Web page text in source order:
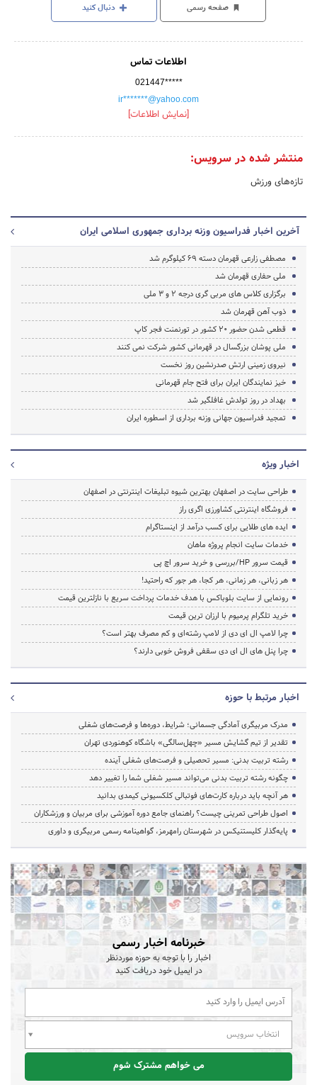
صفحه رسمی دنبال کنید
اطلاعات تماس
021447*****
ir*******@yahoo.com
[نمایش اطلاعات]
منتشر شده در سرویس:
تازه‌های ورزش
آخرین اخبار فدراسیون وزنه برداری جمهوری اسلامی ایران
مصطفی زارعی قهرمان دسته 69 کیلوگرم شد
ملی حفاری قهرمان شد
برگزاری کلاس های مربی گری درجه 2 و 3 ملی
ذوب آهن قهرمان شد
قطعی شدن حضور 20 کشور در تورنمنت فجر کاپ
ملی پوشان بزرگسال در قهرمانی کشور شرکت نمی کنند
نیروی زمینی ارتش صدرنشین روز نخست
خیز نمایندگان ایران برای فتح جام قهرمانی
بهداد در روز تولدش غافلگیر شد
تمجید فدراسیون جهانی وزنه برداری از اسطوره ایران
اخبار ویژه
طراحی سایت در اصفهان بهترین شیوه تبلیغات اینترنتی در اصفهان
فروشگاه اینترنتی کشاورزی اگری راز
ایده های طلایی برای کسب درآمد از اینستاگرام
خدمات سایت انجام پروژه ماهان
قیمت سرور HP/بررسی و خرید سرور اچ پی
هر زبانی، هر زمانی، هر کجا، هر جور که راحتید!
رونمایی از سایت بلوباکس با هدف خدمات پرداخت سریع با نازلترین قیمت
خرید تلگرام پرمیوم با ارزان ترین قیمت
چرا لامپ ال ای دی از لامپ رشته‌ای و کم مصرف بهتر است؟
چرا پنل های ال ای دی سقفی فروش خوبی دارند؟
اخبار مرتبط با حوزه
مدرک مربیگری آمادگی جسمانی؛ شرایط، دوره‌ها و فرصت‌های شغلی
تقدیر از تیم گشایش مسیر «چهل‌سالگی» باشگاه کوهنوردی تهران
رشته تربیت بدنی: مسیر تحصیلی و فرصت‌های شغلی آینده
چگونه رشته تربیت بدنی می‌تواند مسیر شغلی شما را تغییر دهد
هر آنچه باید درباره کارت‌های فوتبالی کلکسیونی کیمدی بدانید
اصول طراحی تمرینی چیست؟ راهنمای جامع دوره آموزشی برای مربیان و ورزشکاران
پایه‌گذار کلیستنیکس در شهرستان رامهرمز، گواهینامه رسمی مربیگری و داوری
خبرنامه اخبار رسمی
اخبار را با توجه به حوزه موردنظر
در ایمیل خود دریافت کنید
انتخاب سرویس
می خواهم مشترک شوم